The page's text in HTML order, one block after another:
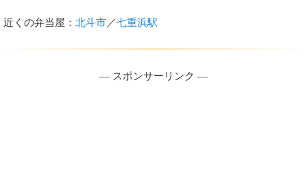
近くの弁当屋： 北斗市／七重浜駅
― スポンサーリンク ―